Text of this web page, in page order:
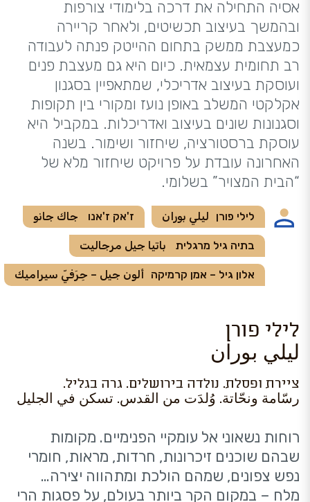
אסיה התחילה את דרכה בלימודי צורפות
ובהמשך בעיצוב תכשיטים, ולאחר קריירה
כמעצבת ממשק בתחום ההייטק פנתה לעבודה
רב תחומית עצמאית. כיום היא גם מעצבת פנים
ועוסקת בעיצוב אדריכלי, שמתאפיין בסגנון
אקלקטי המשלב באופן נועז ומקורי בין תקופות
וסגנונות שונים בעיצוב ואדריכלות. במקביל היא
עוסקת ברסטורציה, שיחזור ושימור. בשנה
האחרונה עובדת על פרויקט שיחזור מלא של
“הבית המצויר” בשלומי.
לילי פורן ليلي بوران ז'אק ז'אנו جاك جانو
בתיה גיל מרגלית باتيا جيل مرجاليت
אלון גיל – אמן קרמיקה ألون جيل – حِرَفيّ سيراميك
לילי פורן
ليلي بوران
ציירת ופסלת. נולדה בירושלים. גרה בגליל.
رسّامة ونحّاتة. وُلدَت من القدس. تسكن في الجليل
רוחות נשאוני אל עומקיי הפנימיים. מקומות
שבהם שוכנים זיכרונות, חרדות, מראות, חומרי
נפש צפונים, שמהם הולכת ומתהווה יצירה…
מלח – במקום הקר ביותר בעולם, על פסגות הרי